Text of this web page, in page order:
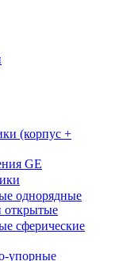
(корпус +
GE
однорядные
открытые
сферические
упорные